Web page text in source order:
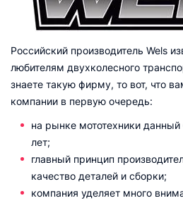
Российский производитель Wels
любителям двухколесного
знаете такую фирму, то вот, что
компании в первую очередь:
на рынке мототехники
лет;
главный принцип
качество деталей и сборки;
компания уделяет много